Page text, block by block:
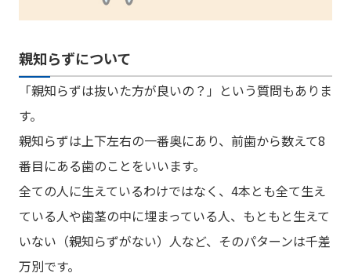
親知らずについて
「親知らずは抜いた方が良いの？」という質問もありま
す。
親知らずは上下左右の一番奥にあり、前歯から数えて8
番目にある歯のことをいいます。
全ての人に生えているわけではなく、4本とも全て生え
ている人や歯茎の中に埋まっている人、もともと生えて
いない（親知らずがない）人など、そのパターンは千差
万別です。